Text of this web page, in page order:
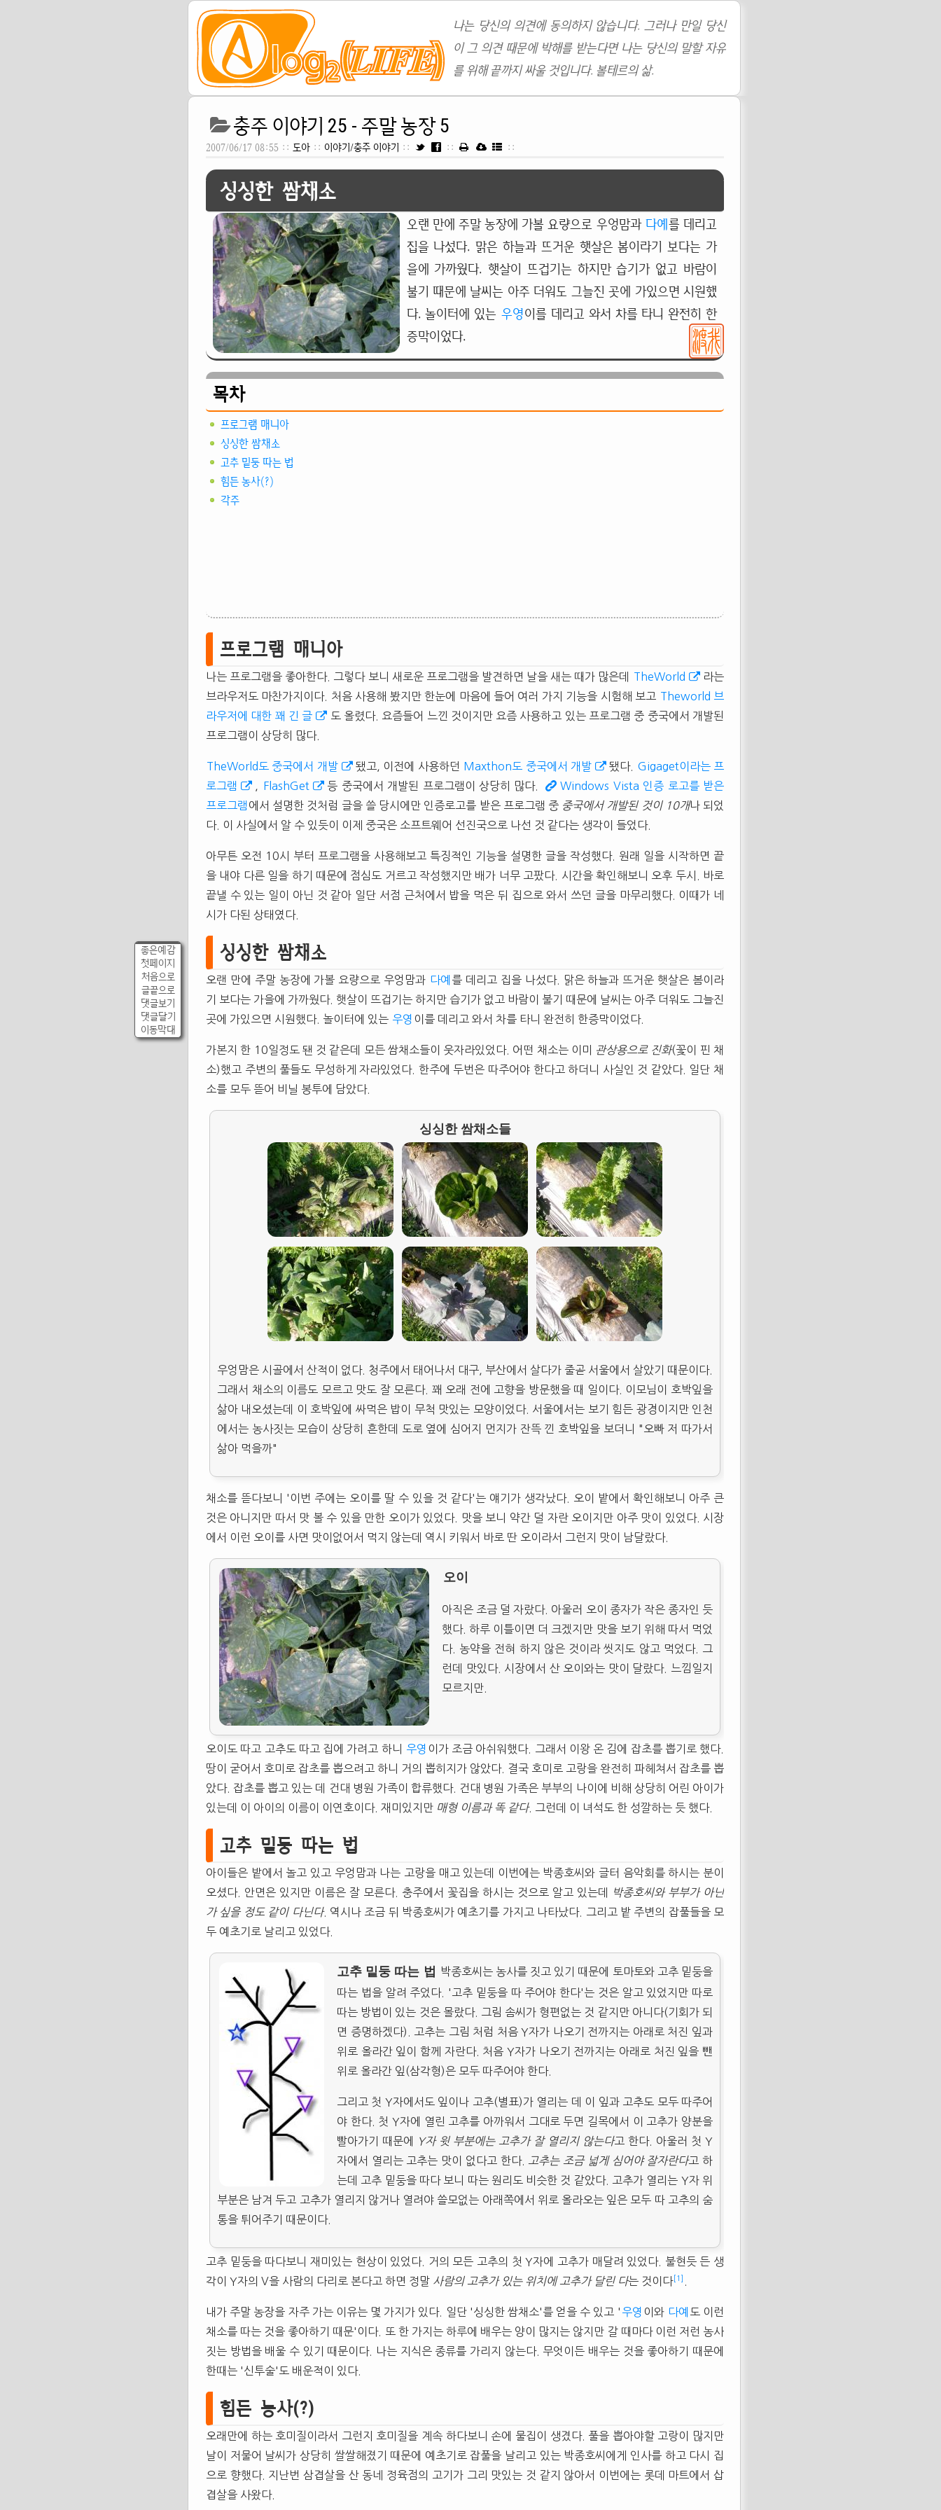
나는 당신의 의견에 동의하지 않습니다. 그러나 만일 당신
이 그 의견 때문에 박해를 받는다면 나는 당신의 말할 자유
를 위해 끝까지 싸울 것입니다. 볼테르의 삶.
좋은예감
첫페이지
처음으로
글끝으로
댓글보기
댓글달기
이동막대
충주 이야기 25 - 주말 농장 5
2007/06/17 08:55 :: 도아 :: 이야기/충주 이야기 :: :: ::
싱싱한 쌈채소
오랜 만에 주말 농장에 가볼 요량으로 우엉맘과 다예를 데리고
집을 나섰다. 맑은 하늘과 뜨거운 햇살은 봄이라기 보다는 가
을에 가까웠다. 햇살이 뜨겁기는 하지만 습기가 없고 바람이
불기 때문에 날씨는 아주 더워도 그늘진 곳에 가있으면 시원했
다. 놀이터에 있는 우영이를 데리고 와서 차를 타니 완전히 한
증막이었다.
목차
프로그램 매니아
싱싱한 쌈채소
고추 밑둥 따는 법
힘든 농사(?)
각주
프로그램 매니아
나는 프로그램을 좋아한다. 그렇다 보니 새로운 프로그램을 발견하면 날을 새는 때가 많은데 TheWorld
라는
브라우저도 마찬가지이다. 처음 사용해 봤지만 한눈에 마음에 들어 여러 가지 기능을 시험해 보고 Theworld 브
라우저에 대한 꽤 긴 글
도 올렸다. 요즘들어 느낀 것이지만 요즘 사용하고 있는 프로그램 중 중국에서 개발된
프로그램이 상당히 많다.
TheWorld도 중국에서 개발 됐고, 이전에 사용하던 Maxthon도 중국에서 개발 됐다. Gigaget이라는 프
로그램
FlashGet 등 중국에서 개발된 프로그램이 상당히 많다.
Windows Vista 인증 로고를 받은
프로그램에서 설명한 것처럼 글을 쓸 당시에만 인증로고를 받은 프로그램 중 중국에서 개발된 것이 10개나 되었
다. 이 사실에서 알 수 있듯이 이제 중국은 소프트웨어 선진국으로 나선 것 같다는 생각이 들었다.
아무튼 오전 10시 부터 프로그램을 사용해보고 특징적인 기능을 설명한 글을 작성했다. 원래 일을 시작하면 끝
을 내야 다른 일을 하기 때문에 점심도 거르고 작성했지만 배가 너무 고팠다. 시간을 확인해보니 오후 두시. 바로
끝낼 수 있는 일이 아닌 것 같아 일단 서점 근처에서 밥을 먹은 뒤 집으로 와서 쓰던 글을 마무리했다. 이때가 네
시가 다된 상태였다.
싱싱한 쌈채소
오랜 만에 주말 농장에 가볼 요량으로 우엉맘과 다예 를 데리고 집을 나섰다. 맑은 하늘과 뜨거운 햇살은 봄이라
기 보다는 가을에 가까웠다. 햇살이 뜨겁기는 하지만 습기가 없고 바람이 불기 때문에 날씨는 아주 더워도 그늘진
곳에 가있으면 시원했다. 놀이터에 있는 우영 이를 데리고 와서 차를 타니 완전히 한증막이었다.
가본지 한 10일정도 됀 것 같은데 모든 쌈채소들이 웃자라있었다. 어떤 채소는 이미 관상용으로 진화(꽃이 핀 채
소)했고 주변의 풀들도 무성하게 자라있었다. 한주에 두번은 따주어야 한다고 하더니 사실인 것 같았다. 일단 채
소를 모두 뜯어 비닐 봉투에 담았다.
싱싱한 쌈채소들
우엉맘은 시골에서 산적이 없다. 청주에서 태어나서 대구, 부산에서 살다가 줄곧 서울에서 살았기 때문이다.
그래서 채소의 이름도 모르고 맛도 잘 모른다. 꽤 오래 전에 고향을 방문했을 때 일이다. 이모님이 호박잎을
삶아 내오셨는데 이 호박잎에 싸먹은 밥이 무척 맛있는 모양이었다. 서울에서는 보기 힘든 광경이지만 인천
에서는 농사짓는 모습이 상당히 흔한데 도로 옆에 심어지 먼지가 잔뜩 낀 호박잎을 보더니 "오빠 저 따가서
삶아 먹을까"
채소를 뜯다보니 '이번 주에는 오이를 딸 수 있을 것 같다'는 얘기가 생각났다. 오이 밭에서 확인해보니 아주 큰
것은 아니지만 따서 맛 볼 수 있을 만한 오이가 있었다. 맛을 보니 약간 덜 자란 오이지만 아주 맛이 있었다. 시장
에서 이런 오이를 사면 맛이없어서 먹지 않는데 역시 키워서 바로 딴 오이라서 그런지 맛이 남달랐다.
오이
아직은 조금 덜 자랐다. 아울러 오이 종자가 작은 종자인 듯
했다. 하루 이틀이면 더 크겠지만 맛을 보기 위해 따서 먹었
다. 농약을 전혀 하지 않은 것이라 씻지도 않고 먹었다. 그
런데 맛있다. 시장에서 산 오이와는 맛이 달랐다. 느낌일지
모르지만.
오이도 따고 고추도 따고 집에 가려고 하니 우영 이가 조금 아쉬워했다. 그래서 이왕 온 김에 잡초를 뽑기로 했다.
땅이 굳어서 호미로 잡초를 뽑으려고 하니 거의 뽑히지가 않았다. 결국 호미로 고랑을 완전히 파헤쳐서 잡초를 뽑
았다. 잡초를 뽑고 있는 데 건대 병원 가족이 합류했다. 건대 병원 가족은 부부의 나이에 비해 상당히 어린 아이가
있는데 이 아이의 이름이 이연호이다. 재미있지만 매형 이름과 똑 같다. 그런데 이 녀석도 한 성깔하는 듯 했다.
고추 밑둥 따는 법
아이들은 밭에서 놀고 있고 우엉맘과 나는 고랑을 매고 있는데 이번에는 박종호씨와 글터 음악회를 하시는 분이
오셨다. 안면은 있지만 이름은 잘 모른다. 충주에서 꽃집을 하시는 것으로 알고 있는데
박종호씨와 부부가 아닌
가 싶을 정도 같이 다닌다. 역시나 조금 뒤 박종호씨가 예초기를 가지고 나타났다. 그리고 밭 주변의 잡풀들을 모
두 예초기로 날리고 있었다.
고추 밑둥 따는 법
박종호씨는 농사를 짓고 있기 때문에 토마토와 고추 밑둥을
따는 법을 알려 주었다. '고추 밑둥을 따 주어야 한다'는 것은 알고 있었지만 따로
따는 방법이 있는 것은 몰랐다. 그림 솜씨가 형편없는 것 같지만 아니다(기회가 되
면 증명하겠다). 고추는 그림 처럼 처음 Y자가 나오기 전까지는 아래로 처진 잎과
위로 올라간 잎이 함께 자란다. 처음 Y자가 나오기 전까지는 아래로 처진 잎을 뺀
위로 올라간 잎(삼각형)은 모두 따주어야 한다.
그리고 첫 Y자에서도 잎이나 고추(별표)가 열리는 데 이 잎과 고추도 모두 따주어
야 한다. 첫 Y자에 열린 고추를 아까워서 그대로 두면 길목에서 이 고추가 양분을
빨아가기 때문에
Y자 윗 부분에는 고추가 잘 열리지 않는다고 한다. 아울러 첫 Y
자에서 열리는 고추는 맛이 없다고 한다.
고추는 조금 넓게 심어야 잘자란다고 하
는데 고추 밑둥을 따다 보니 따는 원리도 비슷한 것 같았다. 고추가 열리는 Y자 위
부분은 남겨 두고 고추가 열리지 않거나 열려야 쓸모없는 아래쪽에서 위로 올라오는 잎은 모두 따 고추의 숨
통을 튀어주기 때문이다.
고추 밑둥을 따다보니 재미있는 현상이 있었다. 거의 모든 고추의 첫 Y자에 고추가 매달려 있었다. 불현듯 든 생
각이 Y자의 V을 사람의 다리로 본다고 하면 정말 사람의 고추가 있는 위치에 고추가 달린 다는 것이다 [1]
내가 주말 농장을 자주 가는 이유는 몇 가지가 있다. 일단 '싱싱한 쌈채소'를 얻을 수 있고 ' 우영 이와 다예 도 이런
채소를 따는 것을 좋아하기 때문'이다. 또 한 가지는 하루에 배우는 양이 많지는 않지만 갈 때마다 이런 저런 농사
짓는 방법을 배울 수 있기 때문이다. 나는 지식은 종류를 가리지 않는다. 무엇이든 배우는 것을 좋아하기 때문에
한때는 '신투술'도 배운적이 있다.
힘든 농사(?)
오래만에 하는 호미질이라서 그런지 호미질을 계속 하다보니 손에 물집이 생겼다. 풀을 뽑아야할 고랑이 많지만
날이 저물어 날씨가 상당히 쌀쌀해졌기 때문에 예초기로 잡풀을 날리고 있는 박종호씨에게 인사를 하고 다시 집
으로 향했다. 지난번 삼겹살을 산 동네 정육점의 고기가 그리 맛있는 것 같지 않아서 이번에는 롯데 마트에서 삽
겹살을 사왔다.